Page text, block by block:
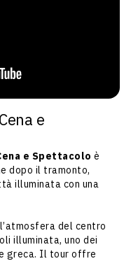
e
e Spettacolo è
dopo il tramonto,
illuminata con una
del centro
illuminata, uno dei
greca. Il tour offre